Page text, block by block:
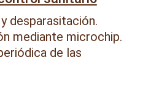
desparasitación.
mediante microchip.
de las